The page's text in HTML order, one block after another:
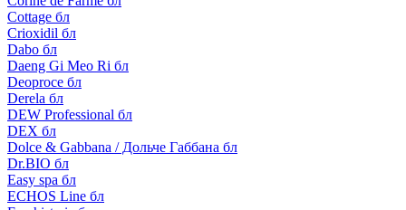
Cottage бл
Crioxidil бл
Dabo бл
Daeng Gi Meo Ri бл
Deoproce бл
Derela бл
DEW Professional бл
DEX бл
Dolce & Gabbana / Дольче Габбана бл
Dr.BIO бл
Easy spa бл
ECHOS Line бл